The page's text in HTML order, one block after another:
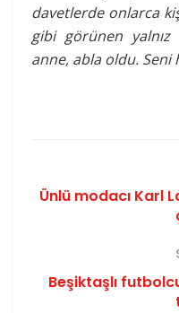
davetlerde onlarca
gibi görünen yalnız
anne, abla oldu. Seni
Ünlü modacı Karl
Beşiktaşlı